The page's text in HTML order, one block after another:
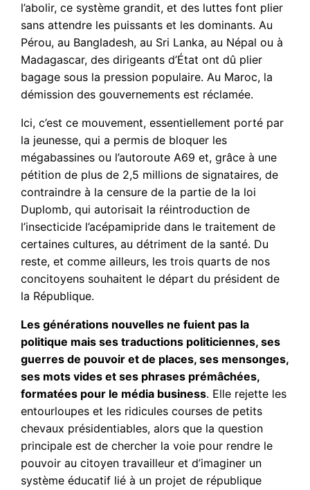
l’abolir, ce système grandit, et des luttes font plier
sans attendre les puissants et les dominants. Au
Pérou, au Bangladesh, au Sri Lanka, au Népal ou à
Madagascar, des dirigeants d’État ont dû plier
bagage sous la pression populaire. Au Maroc, la
démission des gouvernements est réclamée.
Ici, c’est ce mouvement, essentiellement porté par
la jeunesse, qui a permis de bloquer les
mégabassines ou l’autoroute A69 et, grâce à une
pétition de plus de 2,5 millions de signataires, de
contraindre à la censure de la partie de la loi
Duplomb, qui autorisait la réintroduction de
l’insecticide l’acépamipride dans le traitement de
certaines cultures, au détriment de la santé. Du
reste, et comme ailleurs, les trois quarts de nos
concitoyens souhaitent le départ du président de
la République.
Les générations nouvelles ne fuient pas la
politique mais ses traductions politiciennes, ses
guerres de pouvoir et de places, ses mensonges,
ses mots vides et ses phrases prémâchées,
formatées pour le média business. Elle rejette les
entourloupes et les ridicules courses de petits
chevaux présidentiables, alors que la question
principale est de chercher la voie pour rendre le
pouvoir au citoyen travailleur et d’imaginer un
système éducatif lié à un projet de république